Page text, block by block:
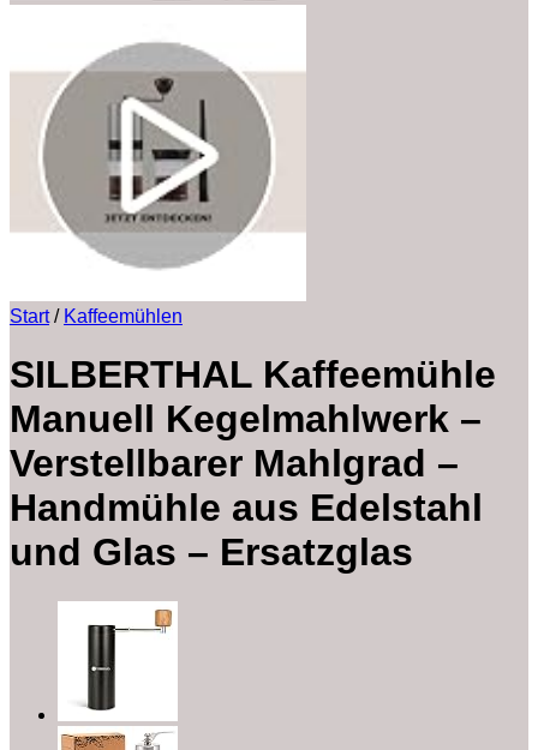
Start / Kaffeemühlen
SILBERTHAL Kaffeemühle
Manuell Kegelmahlwerk –
Verstellbarer Mahlgrad –
Handmühle aus Edelstahl
und Glas – Ersatzglas